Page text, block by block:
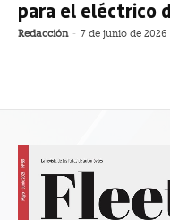
para el eléctrico
Redacción - 7 de junio de 2026